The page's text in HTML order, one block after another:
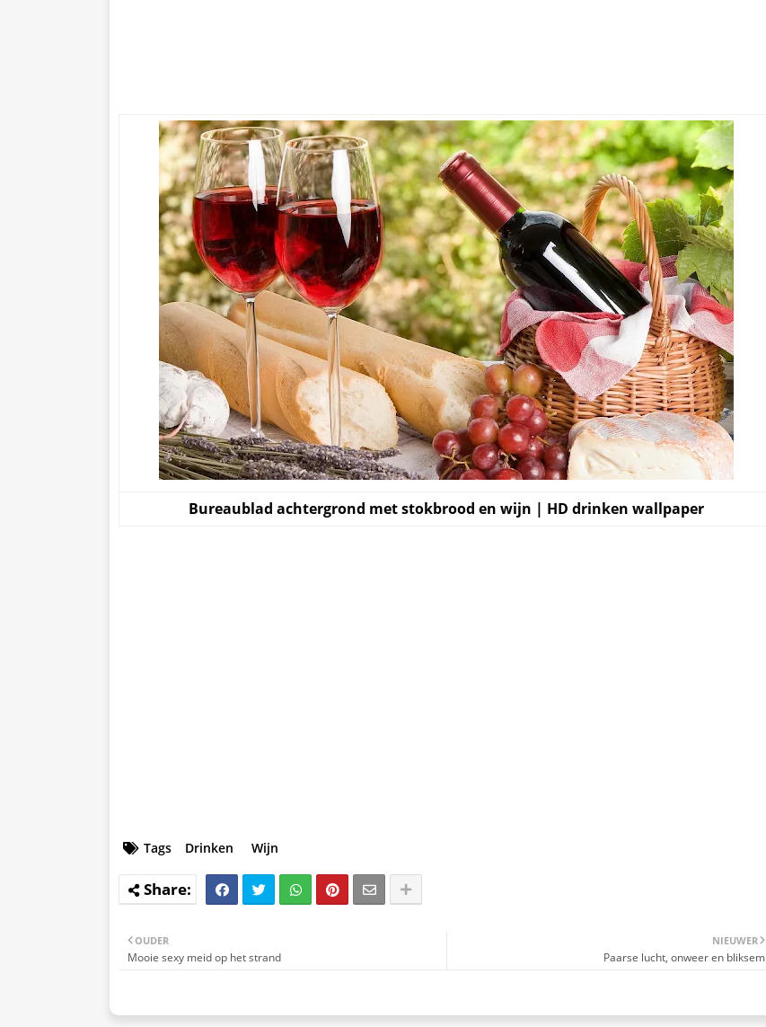
Bureaublad achtergrond met stokbrood en wijn | HD drinken wallpaper
Tags Drinken Wijn
NIEUWER
Paarse lucht, onweer en bliksem
OUDER
Mooie sexy meid op het strand